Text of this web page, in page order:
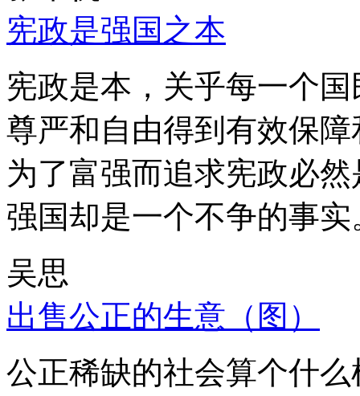
宪政是强国之本
宪政是本，关乎每一个
尊严和自由得到有效保
为了富强而追求宪政必
强国却是一个不争的事实
吴思
出售公正的生意（图）
公正稀缺的社会算个什